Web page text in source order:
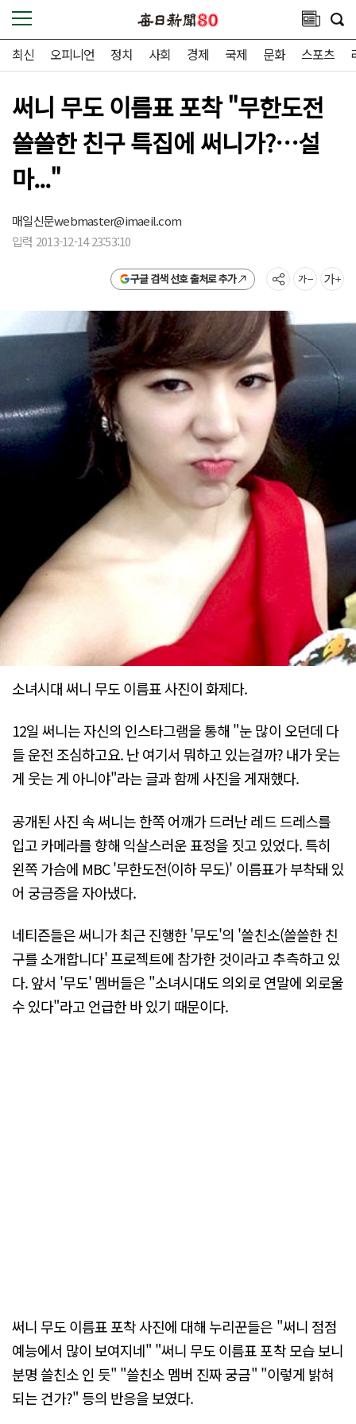
최신 오피니언 정치 사회 경제 국제 문화 스포츠
써니 무도 이름표 포착 "무한도전
쓸쓸한 친구 특집에 써니가?…설
마..."
매일신문webmaster@imaeil.com
입력 2013-12-14 23:53:10
구글 검색 선호 출처로 추가
소녀시대 써니 무도 이름표 사진이 화제다.
12일 써니는 자신의 인스타그램을 통해 "눈 많이 오던데 다
들 운전 조심하고요. 난 여기서 뭐하고 있는걸까? 내가 웃는
게 웃는 게 아니야"라는 글과 함께 사진을 게재했다.
공개된 사진 속 써니는 한쪽 어깨가 드러난 레드 드레스를
입고 카메라를 향해 익살스러운 표정을 짓고 있었다. 특히
왼쪽 가슴에 MBC '무한도전(이하 무도)' 이름표가 부착돼 있
어 궁금증을 자아냈다.
네티즌들은 써니가 최근 진행한 '무도'의 '쓸친소(쓸쓸한 친
구를 소개합니다' 프로젝트에 참가한 것이라고 추측하고 있
다. 앞서 '무도' 멤버들은 "소녀시대도 의외로 연말에 외로울
수 있다"라고 언급한 바 있기 때문이다.
써니 무도 이름표 포착 사진에 대해 누리꾼들은 "써니 점점
예능에서 많이 보여지네" "써니 무도 이름표 포착 모습 보니
분명 쓸친소 인 듯" "쓸친소 멤버 진짜 궁금" "이렇게 밝혀
되는 건가?" 등의 반응을 보였다.